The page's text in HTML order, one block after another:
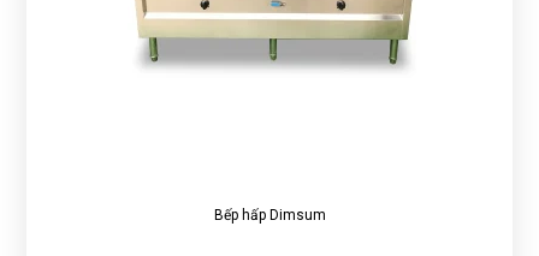
Bếp hấp Dimsum